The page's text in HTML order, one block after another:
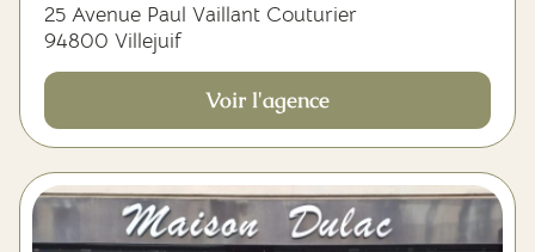
25 Avenue Paul Vaillant Couturier
94800 Villejuif
Voir l'agence